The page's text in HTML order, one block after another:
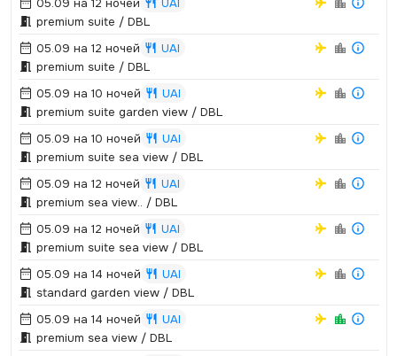
05.09 на 12 ночей
UAI
premium suite / DBL
05.09 на 12 ночей
UAI
premium suite / DBL
05.09 на 10 ночей
UAI
premium suite garden view / DBL
05.09 на 10 ночей
UAI
premium suite sea view / DBL
05.09 на 12 ночей
UAI
premium sea view.­.­ / DBL
05.09 на 12 ночей
UAI
premium suite sea view / DBL
05.09 на 14 ночей
UAI
standard garden view / DBL
05.09 на 14 ночей
UAI
premium sea view / DBL